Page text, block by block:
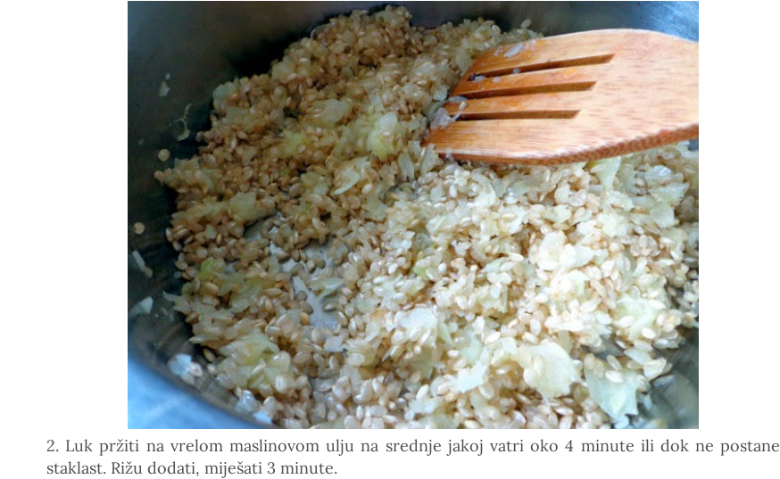
2. Luk pržiti na vrelom maslinovom ulju na srednje jakoj vatri oko 4 minute ili dok ne postane
staklast. Rižu dodati, miješati 3 minute.